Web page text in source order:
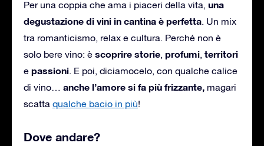
Per una coppia che ama i piaceri della vita, una
degustazione di vini in cantina è perfetta. Un mix
tra romanticismo, relax e cultura. Perché non è
solo bere vino: è scoprire storie, profumi, territori
e passioni. E poi, diciamocelo, con qualche calice
di vino… anche l’amore si fa più frizzante, magari
scatta qualche bacio in più!
Dove andare?